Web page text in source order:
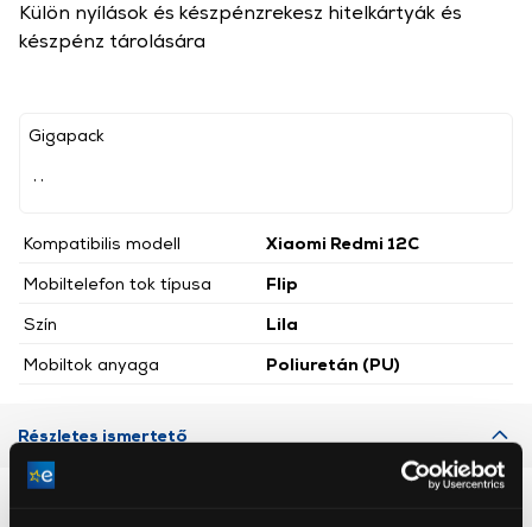
Gigapack
Kompatibilis modell
Xiaomi Redmi 12C
Mobiltelefon tok típusa
Flip
Szín
Lila
Mobiltok anyaga
Poliuretán (PU)
Külön nyílások és készpénzrekesz hitelkártyák és
készpénz tárolására
Részletes ismertető